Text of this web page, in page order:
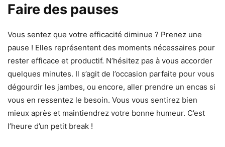
Faire des pauses
Vous sentez que votre efficacité diminue ? Prenez une
pause ! Elles représentent des moments nécessaires pour
rester efficace et productif. N’hésitez pas à vous accorder
quelques minutes. Il s’agit de l’occasion parfaite pour vous
dégourdir les jambes, ou encore, aller prendre un encas si
vous en ressentez le besoin. Vous vous sentirez bien
mieux après et maintiendrez votre bonne humeur. C’est
l’heure d’un petit break !